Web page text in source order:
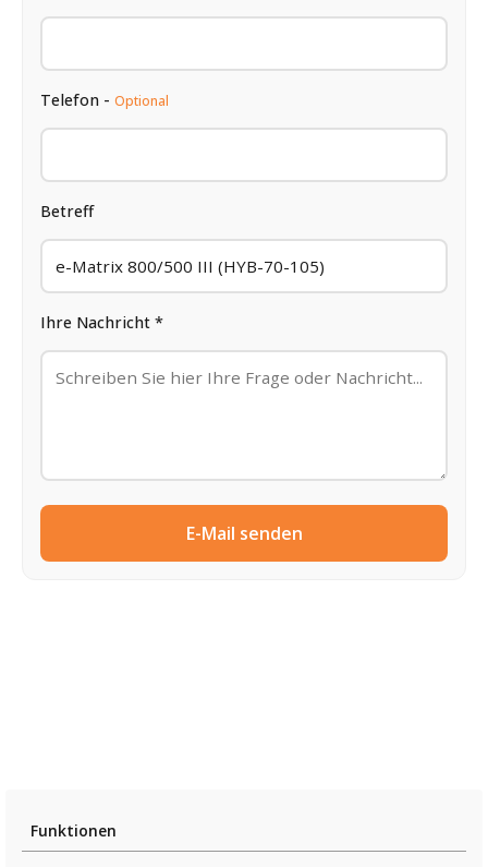
Telefon - Optional
Betreff
Ihre Nachricht *
E-Mail senden
Funktionen